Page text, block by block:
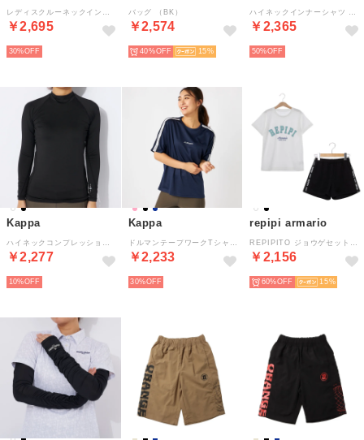
￥2,695
30%
バッグ （BK）
￥2,574
40% 15
￥2,365
50%
Kappa
￥2,277
10%
Kappa
￥2,233
30%
repipi armario
￥2,156
60% 15